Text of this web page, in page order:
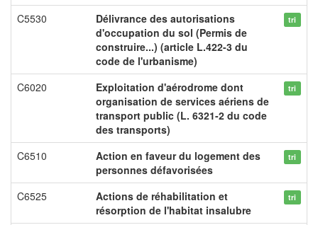
C5530
Délivrance des autorisations
d'occupation du sol (Permis de
construire...) (article L.422-3 du
code de l'urbanisme)
tri
C6020
Exploitation d'aérodrome dont
organisation de services aériens de
transport public (L. 6321-2 du code
des transports)
tri
C6510
Action en faveur du logement des
personnes défavorisées
tri
C6525
Actions de réhabilitation et
résorption de l'habitat insalubre
tri